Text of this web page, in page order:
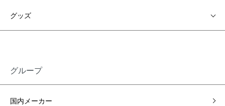
グッズ
グループ
国内メーカー